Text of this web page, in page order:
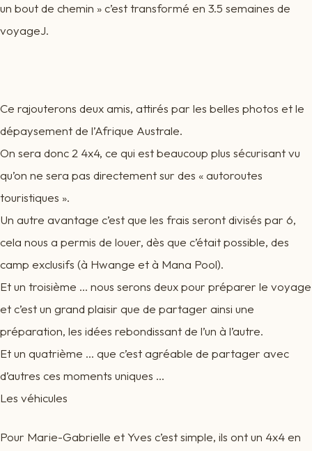
un bout de chemin » c’est transformé en 3.5 semaines de
voyageJ.
Ce rajouterons deux amis, attirés par les belles photos et le
dépaysement de l’Afrique Australe.
On sera donc 2 4x4, ce qui est beaucoup plus sécurisant vu
qu’on ne sera pas directement sur des « autoroutes
touristiques ».
Un autre avantage c’est que les frais seront divisés par 6,
cela nous a permis de louer, dès que c’était possible, des
camp exclusifs (à Hwange et à Mana Pool).
Et un troisième … nous serons deux pour préparer le voyage
et c’est un grand plaisir que de partager ainsi une
préparation, les idées rebondissant de l’un à l’autre.
Et un quatrième … que c’est agréable de partager avec
d’autres ces moments uniques …
Les véhicules
Pour Marie-Gabrielle et Yves c’est simple, ils ont un 4x4 en